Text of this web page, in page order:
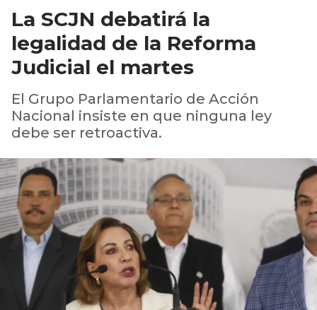
La SCJN debatirá la
legalidad de la Reforma
Judicial el martes
El Grupo Parlamentario de Acción
Nacional insiste en que ninguna ley
debe ser retroactiva.